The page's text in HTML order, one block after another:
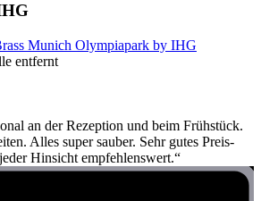
Munich Olympiapark by IHG
entfernt
an der Rezeption und beim Frühstück.
Alles super sauber. Sehr gutes Preis-
Hinsicht empfehlenswert.“